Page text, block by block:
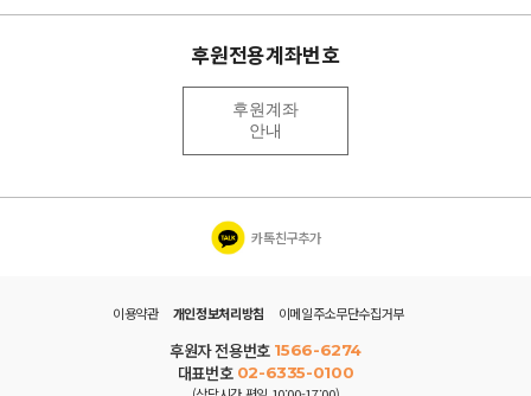
후원전용계좌번호
후원계좌
안내
카톡친구추가
이용약관 개인정보처리방침 이메일주소무단수집거부
후원자 전용번호 1566-6274
대표번호 02-6335-0100